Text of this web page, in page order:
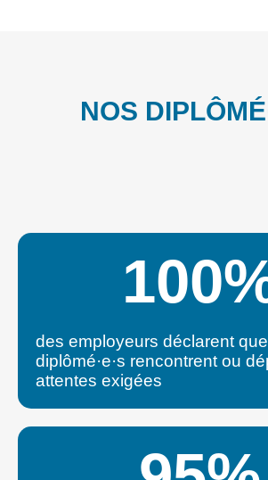
NOS
des employeurs déclarent
diplômé·e·s rencontrent ou
attentes exigées
100